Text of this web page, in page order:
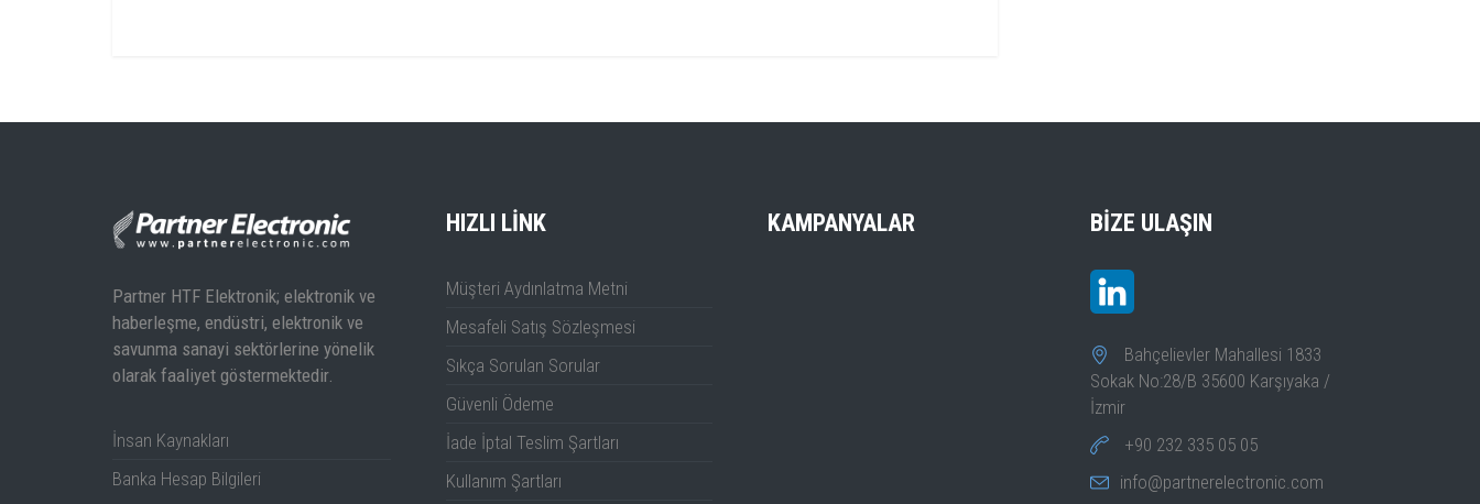
Partner HTF Elektronik; elektronik ve
haberleşme, endüstri, elektronik ve
savunma sanayi sektörlerine yönelik
olarak faaliyet göstermektedir.
İnsan Kaynakları
Banka Hesap Bilgileri
HIZLI LINK
Müşteri Aydınlatma Metni
Mesafeli Satış Sözleşmesi
Sıkça Sorulan Sorular
Güvenli Ödeme
İade İptal Teslim Şartları
Kullanım Şartları
KAMPANYALAR BIZE ULAŞIN
Bahçelievler Mahallesi 1833
Sokak No:28/B 35600 Karşıyaka /
İzmir
+90 232 335 05 05
info@partnerelectronic.com